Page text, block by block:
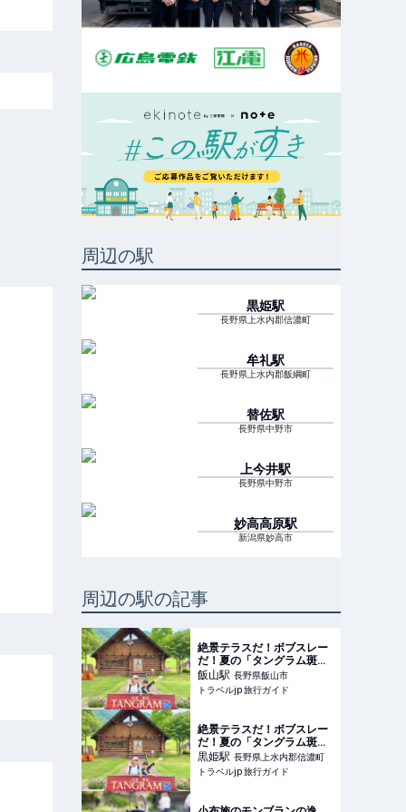
周辺の駅
黒姫駅
長野県上水内郡信濃町
牟礼駅
長野県上水内郡飯綱町
替佐駅
長野県中野市
上今井駅
長野県中野市
妙高高原駅
新潟県妙高市
周辺の駅の記事
絶景テラスだ！ボブスレー
だ！夏の「タングラム斑
尾」を親子で満喫 | 長野県 |
トラベルjp 旅行ガイド
飯山駅 長野県飯山市
トラベルjp 旅行ガイド
絶景テラスだ！ボブスレー
だ！夏の「タングラム斑
尾」を親子で満喫 | 長野県 |
トラベルjp 旅行ガイド
黒姫駅 長野県上水内郡信濃町
トラベルjp 旅行ガイド